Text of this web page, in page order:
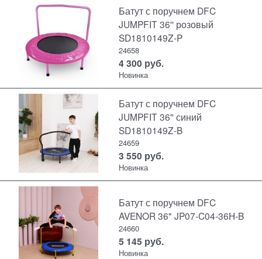
Батут с поручнем DFC
JUMPFIT 36'' розовый
SD1810149Z-P
24658
4 300 руб.
Новинка
Батут с поручнем DFC
JUMPFIT 36'' синий
SD1810149Z-B
24659
3 550 руб.
Новинка
Батут с поручнем DFC
AVENOR 36" JP07-C04-36H-B
24660
5 145 руб.
Новинка